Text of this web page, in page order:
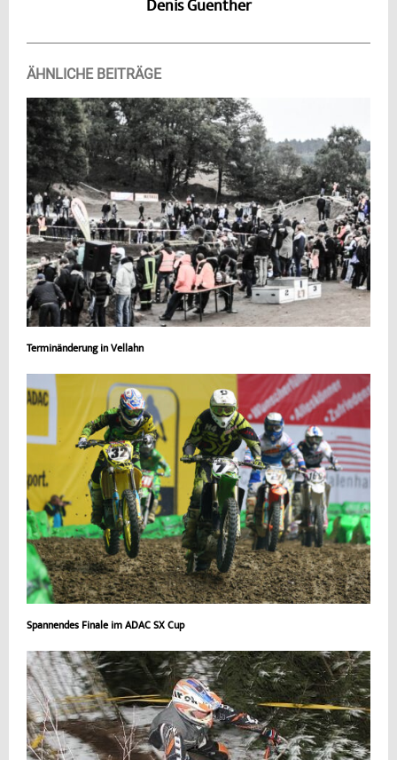
Denis Guenther
ÄHNLICHE BEITRÄGE
Terminänderung in Vellahn
Spannendes Finale im ADAC SX Cup